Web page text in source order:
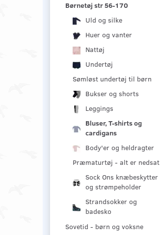
Børnetøj str 56-170
Uld og silke
Huer og vanter
Nattøj
Undertøj
Sømløst undertøj til børn
Bukser og shorts
Leggings
Bluser, T-shirts og
cardigans
Body'er og heldragter
Præmaturtøj - alt er nedsat
Sock Ons knæbeskytter
og strømpeholder
Strandsokker og
badesko
Sovetid - børn og voksne